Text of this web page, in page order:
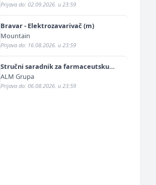
Prijava do: 02.09.2026. u 23:59
Bravar - Elektrozavarivač (m)
Mountain
Prijava do: 16.08.2026. u 23:59
Stručni saradnik za farmaceutsku
prodaju (m/ž)
ALM Grupa
Prijava do: 06.08.2026. u 23:59